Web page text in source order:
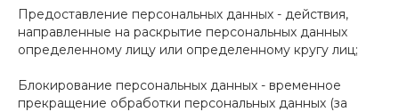
Предоставление персональных данных - действия,
направленные на раскрытие персональных данных
определенному лицу или определенному кругу лиц;
Блокирование персональных данных - временное
прекращение обработки персональных данных (за